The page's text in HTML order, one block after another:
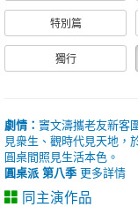
特別篇
獨行
劇情： 竇文濤攜老友新客
見衆生、觀時代見天地，
圓桌間照見生活本色。
圓桌派 第八季 更多詳情
同主演作品